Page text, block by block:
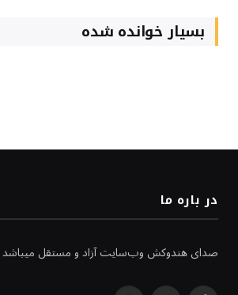
بسیار خوانده شده
در باره ما
صدای هندوکش وب‌سایت آزاد و مستقل میباشد